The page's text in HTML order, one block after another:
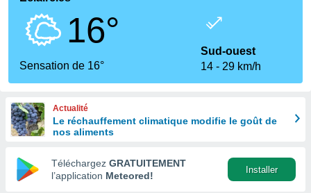
en
16°
Sensation de 16°
Sud-ouest
14
29 km/h
Actualité
Le réchauffement climatique modifie le goût de
nos aliments
Téléchargez GRATUITEMENT
l’application Meteored!
Installer